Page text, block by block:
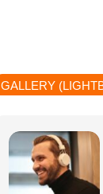
GALLERY